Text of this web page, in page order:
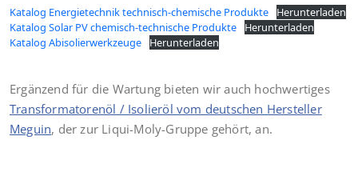
Katalog Energietechnik technisch-chemische Produkte
Herunterladen
Katalog Solar PV chemisch-technische Produkte
Herunterladen
Katalog Abisolierwerkzeuge
Herunterladen
Ergänzend für die Wartung bieten wir auch hochwertiges
Transformatorenöl / Isolieröl vom deutschen Hersteller
Meguin, der zur Liqui-Moly-Gruppe gehört, an.